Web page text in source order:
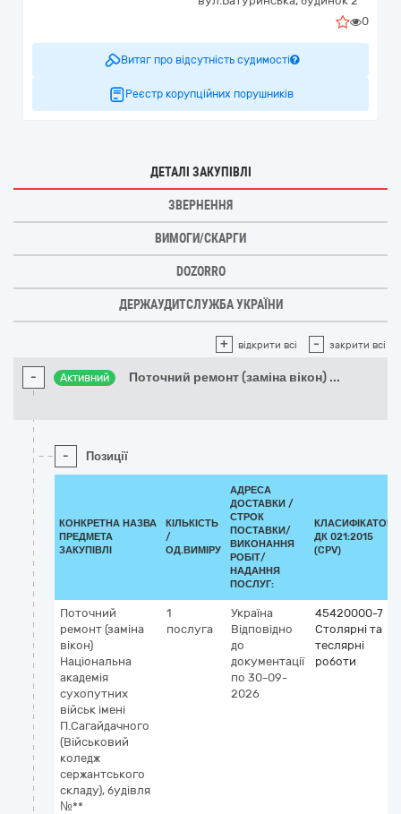
0
Витяг про відсутність судимості
Реєстр корупційних порушників
ДЕТАЛІ ЗАКУПІВЛІ
ЗВЕРНЕННЯ
ВИМОГИ/СКАРГИ
DOZORRO
ДЕРЖАУДИТСЛУЖБА УКРАЇНИ
+ відкрити всі - закрити всі
- Активний Поточний ремонт (заміна вікон) ...
- Позиції
КОНКРЕТНА НАЗВА
ПРЕДМЕТА
ЗАКУПІВЛІ
КІЛЬКІСТЬ
/
ОД.ВИМІРУ
АДРЕСА
ДОСТАВКИ /
СТРОК
ПОСТАВКИ/
ВИКОНАННЯ
РОБІТ/
НАДАННЯ
ПОСЛУГ:
КЛАСИФІКАТОР
ДК 021:2015
(CPV)
Поточний
ремонт (заміна
вікон)
Національна
академія
сухопутних
військ імені
П.Сагайдачного
(Військовий
коледж
сержантського
складу), будівля
№**
1
послуга
Україна
Відповідно
до
документації
по 30-09-
2026
45420000-7
Столярні та
теслярні
роботи